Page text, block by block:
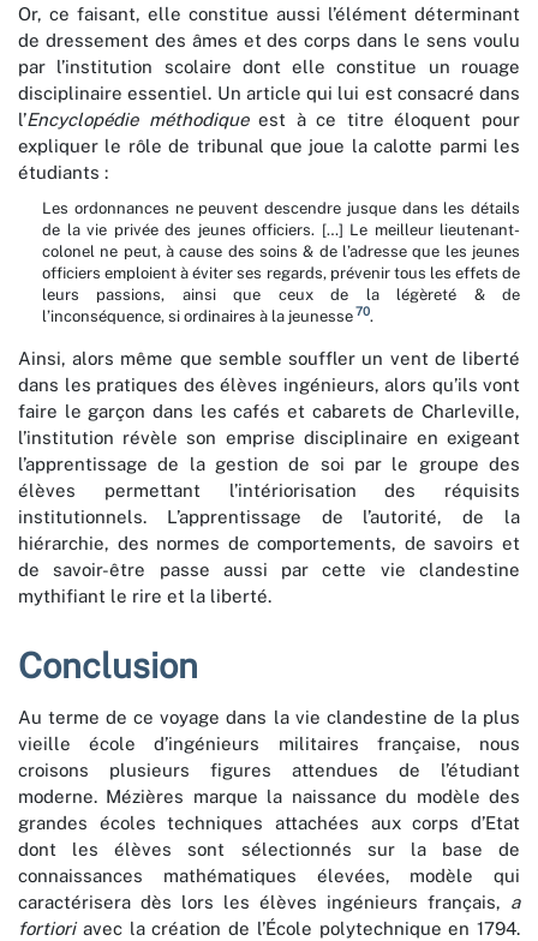
Or, ce faisant, elle constitue aussi l’élément déterminant
de dressement des âmes et des corps dans le sens voulu
par l’institution scolaire dont elle constitue un rouage
disciplinaire essentiel. Un article qui lui est consacré dans
l’Encyclopédie méthodiqueest à ce titre éloquent pour
expliquer le rôle de tribunal que joue la calotte parmi les
étudiants :
Les ordonnances ne peuvent descendre jusque dans les détails
de la vie privée des jeunes officiers. […] Le meilleur lieutenant-
colonel ne peut, à cause des soins & de l’adresse que les jeunes
officiers emploient à éviter ses regards, prévenir tous les effets de
leurs passions, ainsi que ceux de la légèreté & de
l’inconséquence, si ordinaires à la jeunesse70.
Ainsi, alors même que semble souffler un vent de liberté
dans les pratiques des élèves ingénieurs, alors qu’ils vont
faire le garçon dans les cafés et cabarets de Charleville,
l’institution révèle son emprise disciplinaire en exigeant
l’apprentissage de la gestion de soi par le groupe des
élèves permettant l’intériorisation des réquisits
institutionnels. L’apprentissage de l’autorité, de la
hiérarchie, des normes de comportements, de savoirs et
de savoir-être passe aussi par cette vie clandestine
mythifiant le rire et la liberté.
Conclusion
Au terme de ce voyage dans la vie clandestine de la plus
vieille école d’ingénieurs militaires française, nous
croisons plusieurs figures attendues de l’étudiant
moderne. Mézières marque la naissance du modèle des
grandes écoles techniques attachées aux corps d’Etat
dont les élèves sont sélectionnés sur la base de
connaissances mathématiques élevées, modèle qui
caractérisera dès lors les élèves ingénieurs français, a
fortioriavec la création de l’École polytechnique en 1794.